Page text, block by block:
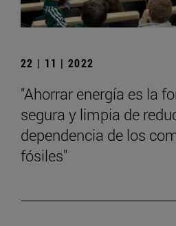
22 | 11 | 2022
"Ahorrar energía es la
segura y limpia de
dependencia de los
fósiles"